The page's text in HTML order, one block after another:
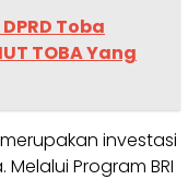
Toba
TOBA Yang
investasi
Program BRI